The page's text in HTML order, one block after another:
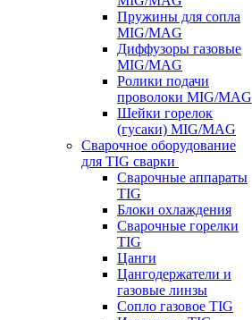
Пружины для сопла
MIG/MAG
Диффузоры газовые
MIG/MAG
Ролики подачи
проволоки MIG/MAG
Шейки горелок
(гусаки) MIG/MAG
Сварочное оборудование
для TIG сварки
Сварочные аппараты
TIG
Блоки охлаждения
Сварочные горелки
TIG
Цанги
Цангодержатели и
газовые линзы
Сопло газовое TIG